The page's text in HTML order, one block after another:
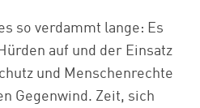
so verdammt lange: Es
auf und der Einsatz
und Menschenrechte
Gegenwind. Zeit, sich